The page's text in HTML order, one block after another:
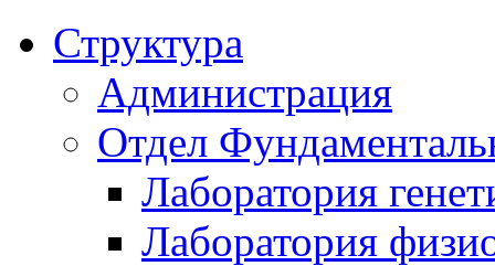
Структура
Администрация
Отдел
Лаборатория
Лаборатория